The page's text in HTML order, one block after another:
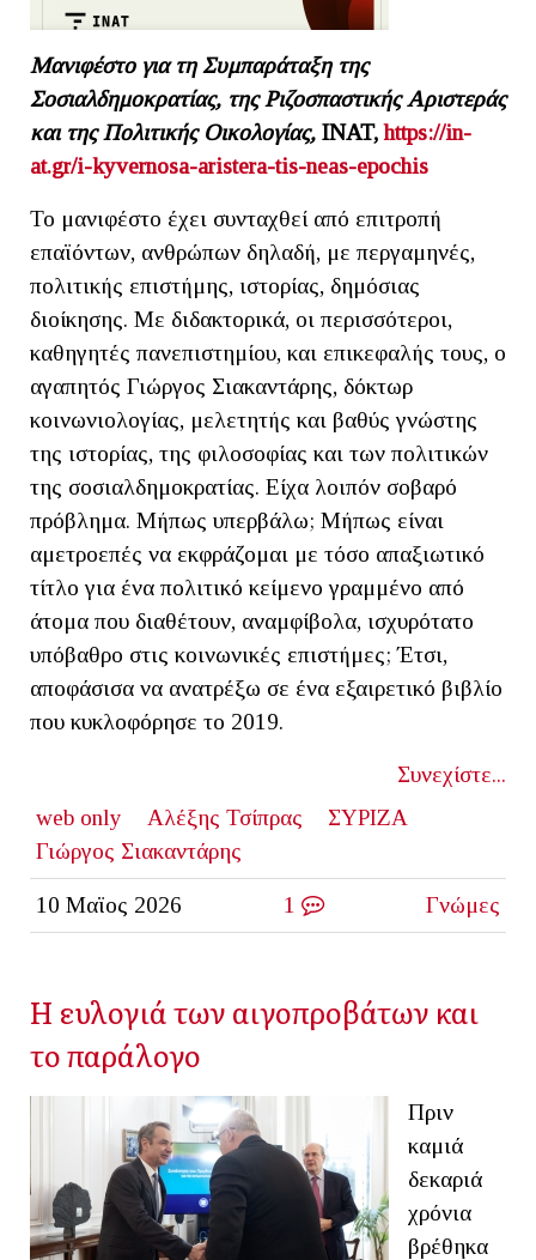
Μανιφέστο για τη Συμπαράταξη της
Σοσιαλδημοκρατίας, της Ριζοσπαστικής Αριστεράς
και της Πολιτικής Οικολογίας, INAT,https://in-
at.gr/i-kyvernosa-aristera-tis-neas-epochis
Το μανιφέστο έχει συνταχθεί από επιτροπή
επαϊόντων, ανθρώπων δηλαδή, με περγαμηνές,
πολιτικής επιστήμης, ιστορίας, δημόσιας
διοίκησης. Με διδακτορικά, οι περισσότεροι,
καθηγητές πανεπιστημίου, και επικεφαλής τους, ο
αγαπητός Γιώργος Σιακαντάρης, δόκτωρ
κοινωνιολογίας, μελετητής και βαθύς γνώστης
της ιστορίας, της φιλοσοφίας και των πολιτικών
της σοσιαλδημοκρατίας. Είχα λοιπόν σοβαρό
πρόβλημα. Μήπως υπερβάλω; Μήπως είναι
αμετροεπές να εκφράζομαι με τόσο απαξιωτικό
τίτλο για ένα πολιτικό κείμενο γραμμένο από
άτομα που διαθέτουν, αναμφίβολα, ισχυρότατο
υπόβαθρο στις κοινωνικές επιστήμες; Έτσι,
αποφάσισα να ανατρέξω σε ένα εξαιρετικό βιβλίο
που κυκλοφόρησε το 2019.
Συνεχίστε...
web only
Αλέξης Τσίπρας
ΣΥΡΙΖΑ
Γιώργος Σιακαντάρης
10 Μαϊος 2026 1 Γνώμες
Η ευλογιά των αιγοπροβάτων και
το παράλογο
Πριν
καμιά
δεκαριά
χρόνια
βρέθηκα